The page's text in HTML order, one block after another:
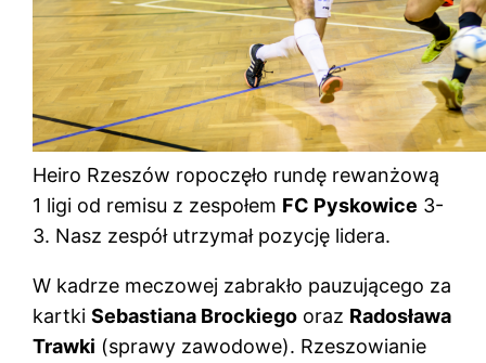
Heiro Rzeszów ropoczęło rundę rewanżową
1 ligi od remisu z zespołem FC Pyskowice 3-
3. Nasz zespół utrzymał pozycję lidera.
W kadrze meczowej zabrakło pauzującego za
kartkiSebastiana Brockiego oraz Radosława
Trawki (sprawy zawodowe). Rzeszowianie